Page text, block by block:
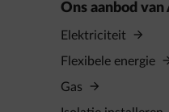
Ons aanbod van
Elektriciteit
Flexibele energie
Gas